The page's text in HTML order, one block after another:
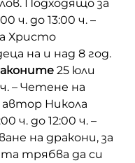
Подходящо за
ч. до 13:00 ч. –
Христо
на и над 8 год.
25 юли
– Четене на
Никола
ч. до 12:00 ч. –
на дракони, за
трябва да си